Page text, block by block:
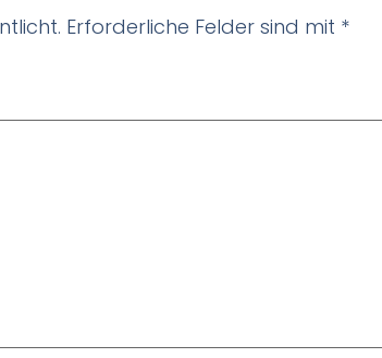
Erforderliche Felder sind mit *